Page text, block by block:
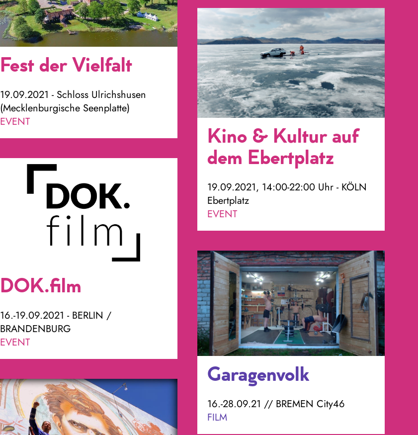
Fest der Vielfalt
19.09.2021 - Schloss Ulrichshusen
(Mecklenburgische Seenplatte)
EVENT
Kino & Kultur auf
dem Ebertplatz
19.09.2021, 14:00-22:00 Uhr - KÖLN
Ebertplatz
EVENT
DOK.film
16.-19.09.2021 - BERLIN /
BRANDENBURG
EVENT
Garagenvolk
16.-28.09.21 // BREMEN City46
FILM